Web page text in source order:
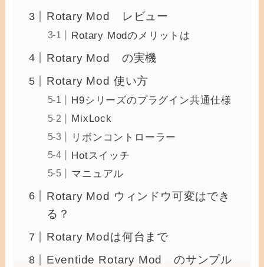
Rotary Mod レビュー
Rotary Modのメリットは
Rotary Mod の実機
Rotary Mod 使い方
H9シリーズのプラグイン共通仕様
MixLock
リボンコントローラー
Hotスイッチ
マニュアル
Rotary Mod ウィンドウ可変はでき
る？
Rotary Modは何台まで
Eventide Rotary Mod のサンプル